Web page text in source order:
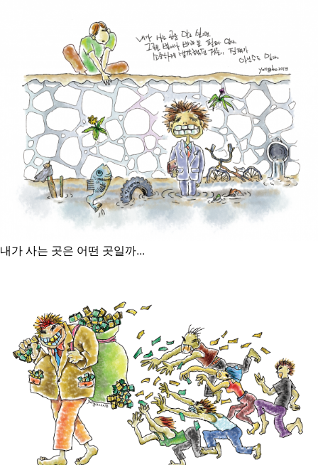
내가 사는 곳은 어떤 곳일까...